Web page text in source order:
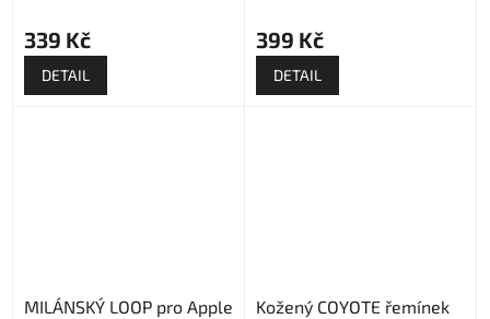
339 Kč
DETAIL
399 Kč
DETAIL
MILÁNSKÝ LOOP pro Apple
Kožený COYOTE řemínek